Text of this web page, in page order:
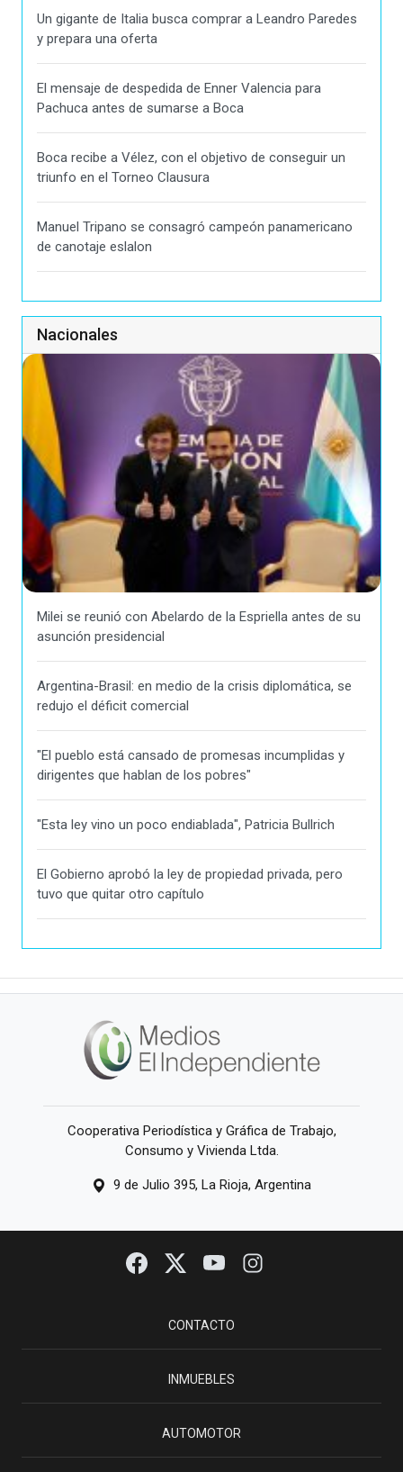
Un gigante de Italia busca comprar a Leandro Paredes
y prepara una oferta
El mensaje de despedida de Enner Valencia para
Pachuca antes de sumarse a Boca
Boca recibe a Vélez, con el objetivo de conseguir un
triunfo en el Torneo Clausura
Manuel Tripano se consagró campeón panamericano
de canotaje eslalon
Nacionales
Milei se reunió con Abelardo de la Espriella antes de su
asunción presidencial
Argentina-Brasil: en medio de la crisis diplomática, se
redujo el déficit comercial
"El pueblo está cansado de promesas incumplidas y
dirigentes que hablan de los pobres"
"Esta ley vino un poco endiablada", Patricia Bullrich
El Gobierno aprobó la ley de propiedad privada, pero
tuvo que quitar otro capítulo
Cooperativa Periodística y Gráfica de Trabajo,
Consumo y Vivienda Ltda.
9 de Julio 395, La Rioja, Argentina
CONTACTO
INMUEBLES
AUTOMOTOR